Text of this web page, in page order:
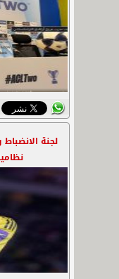
لجنة